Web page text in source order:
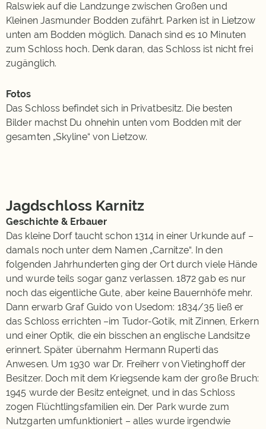
Ralswiek auf die Landzunge zwischen Großen und
Kleinen Jasmunder Bodden zufährt. Parken ist in Lietzow
unten am Bodden möglich. Danach sind es 10 Minuten
zum Schloss hoch. Denk daran, das Schloss ist nicht frei
zugänglich.
Fotos
Das Schloss befindet sich in Privatbesitz. Die besten
Bilder machst Du ohnehin unten vom Bodden mit der
gesamten „Skyline“ von Lietzow.
Jagdschloss Karnitz
Geschichte & Erbauer
Das kleine Dorf taucht schon 1314 in einer Urkunde auf –
damals noch unter dem Namen „Carnitze“. In den
folgenden Jahrhunderten ging der Ort durch viele Hände
und wurde teils sogar ganz verlassen. 1872 gab es nur
noch das eigentliche Gute, aber keine Bauernhöfe mehr.
Dann erwarb Graf Guido von Usedom: 1834/35 ließ er
das Schloss errichten –im Tudor-Gotik, mit Zinnen, Erkern
und einer Optik, die ein bisschen an englische Landsitze
erinnert. Später übernahm Hermann Ruperti das
Anwesen. Um 1930 war Dr. Freiherr von Vietinghoff der
Besitzer. Doch mit dem Kriegsende kam der große Bruch:
1945 wurde der Besitz enteignet, und in das Schloss
zogen Flüchtlingsfamilien ein. Der Park wurde zum
Nutzgarten umfunktioniert – alles wurde irgendwie